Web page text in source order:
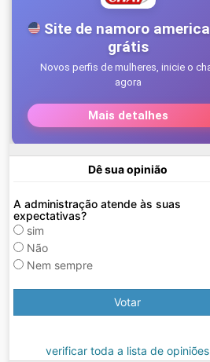
Dê sua opinião
A administração atende às suas
expectativas?
sim
Não
Nem sempre
Votar
verificar toda a lista de opiniões